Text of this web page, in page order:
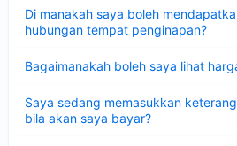
Di manakah saya boleh
hubungan tempat penginapan?
Bagaimanakah boleh saya lihat
Saya sedang memasukkan
bila akan saya bayar?